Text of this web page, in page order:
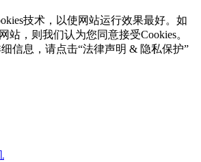
技术，以使网站运行效果最好。如
站，则我们认为您同意接受Cookies。
信息，请点击“法律声明 & 隐私保护”